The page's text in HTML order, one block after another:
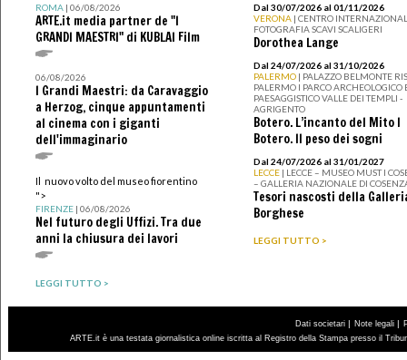
ROMA| 06/08/2026
ARTE.it media partner de "I
GRANDI MAESTRI" di KUBLAI Film
06/08/2026
I Grandi Maestri: da Caravaggio
a Herzog, cinque appuntamenti
al cinema con i giganti
dell'immaginario
Il nuovo volto del museo fiorentino
">
FIRENZE| 06/08/2026
Nel futuro degli Uffizi. Tra due
anni la chiusura dei lavori
LEGGI TUTTO >
Dal 30/07/2026 al 01/11/2026
VERONA | CENTRO
FOTOGRAFIA SCAVI SCALIGERI
Dorothea Lange
Dal 24/07/2026 al 31/10/2026
PALERMO | PALAZZO BELMONTE
PALERMO I PARCO ARCHEOLOGICO
PAESAGGISTICO VALLE DEI TEMPLI -
AGRIGENTO
Botero. L’incanto del Mito I
Botero. Il peso dei sogni
Dal 24/07/2026 al 31/01/2027
LECCE | LECCE – MUSEO MUST I
– GALLERIA NAZIONALE DI
Tesori nascosti della
Borghese
LEGGI TUTTO >
Dati societari | Note legali |
ARTE.it è una testata giornalistica online iscritta al Registro della Stampa presso il